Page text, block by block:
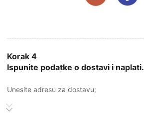
Korak 4
Ispunite podatke o dostavi i naplati.
Unesite adresu za dostavu;